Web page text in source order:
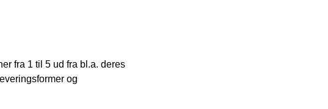
fra 1 til 5 ud fra bl.a. deres
og